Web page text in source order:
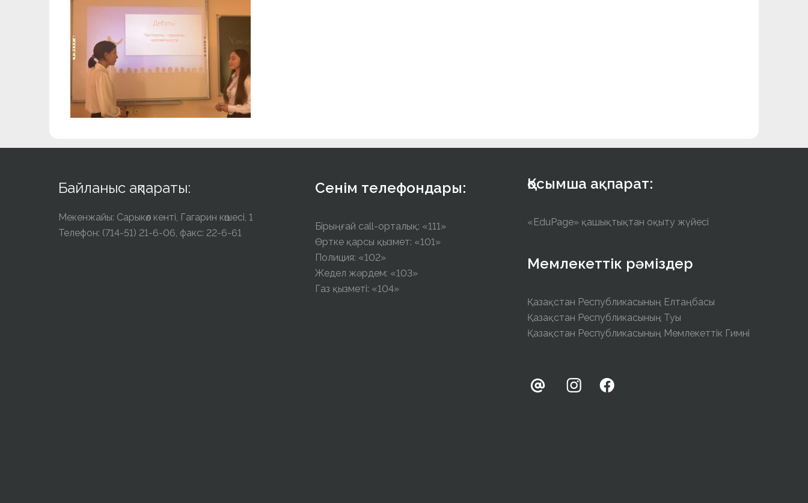
Байланыс ақпараты:
Мекенжайы: Сарыкөл кенті, Гагарин көшесі, 1
Телефон: (714-51) 21-6-06, факс: 22-6-61
Сенім телефондары:
Бірыңғай call-орталық: «111»
Өртке қарсы қызмет: «101»
Полиция: «102»
Жедел жәрдем: «103»
Газ қызметі: «104»
Қосымша ақпарат:
«EduPage» қашықтықтан оқыту жүйесі
Мемлекеттік рәміздер
Қазақстан Республикасының Елтаңбасы
Қазақстан Республикасының Туы
Қазақстан Республикасының Мемлекеттік Гимні